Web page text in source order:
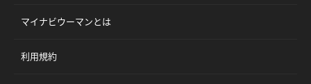
マイナビウーマンとは
利用規約